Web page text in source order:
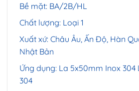
Bề mặt: BA/2B/HL
Chất lượng: Loại 1
Xuất xứ: Châu Âu, Ấn Độ, Hàn
Nhật Bản
Ứng dụng: La 5x50mm Inox 304
304